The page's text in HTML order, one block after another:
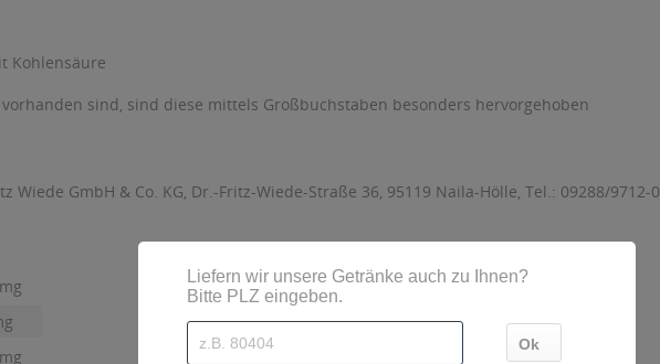
Kohlensäure
sind, sind diese mittels Großbuchstaben besonders hervorgehoben
Wiede GmbH & Co. KG, Dr.-Fritz-Wiede-Straße 36, 95119 Naila-Hölle, Tel.: 09288/9712-0